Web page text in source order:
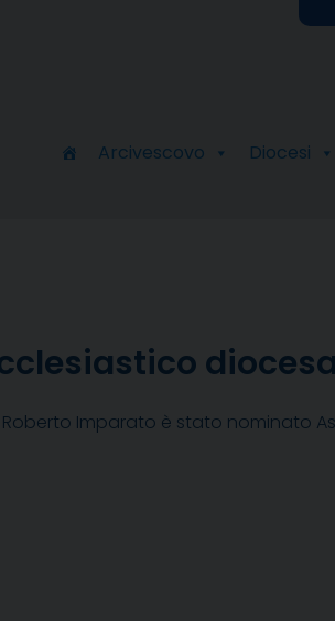
Arcivescovo Diocesi
Imparato è stato nominato